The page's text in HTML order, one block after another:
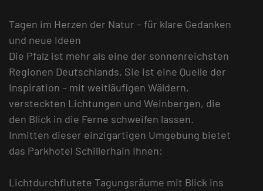
Tagen im Herzen der Natur – für klare Gedanken
und neue Ideen
Die Pfalz ist mehr als eine der sonnenreichsten
Regionen Deutschlands. Sie ist eine Quelle der
Inspiration – mit weitläufigen Wäldern,
versteckten Lichtungen und Weinbergen, die
den Blick in die Ferne schweifen lassen.
Inmitten dieser einzigartigen Umgebung bietet
das Parkhotel Schillerhain Ihnen:
Lichtdurchflutete Tagungsräume mit Blick ins